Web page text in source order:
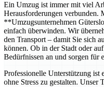
Ein Umzug ist immer mit viel
Herausforderungen verbunden.
**Umzugsunternehmen
einfach überwinden. Wir
den Transport – damit Sie sich
können. Ob in der Stadt oder
Bedürfnissen an und sorgen für
Professionelle Unterstützung ist
ohne Stress zu gestalten. Unser